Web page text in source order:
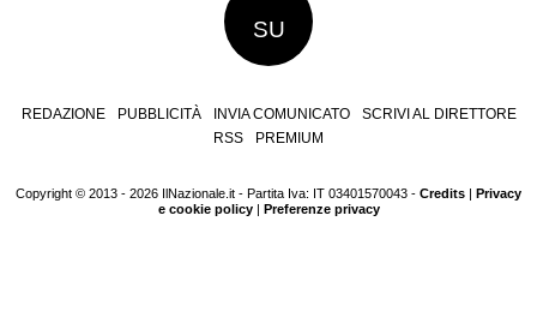
SU
REDAZIONE PUBBLICITÀ INVIA COMUNICATO
SCRIVI AL DIRETTORE
RSS
PREMIUM
Copyright © 2013 - 2026 IlNazionale.it - Partita Iva: IT 03401570043 - Credits | Privacy
e cookie policy| Preferenze privacy